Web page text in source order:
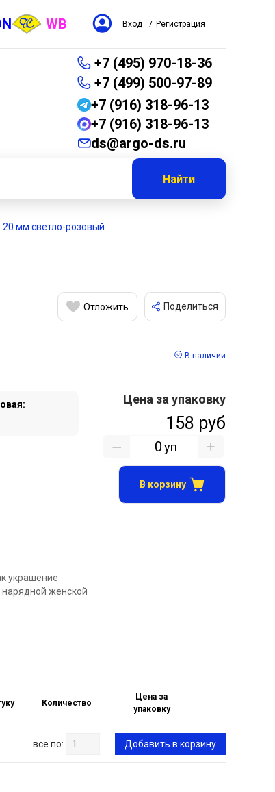
WB Вход / Регистрация
+7 (495) 970-18-36
+7 (499) 500-97-89
+7 (916) 318-96-13
+7 (916) 318-96-13
ds@argo-ds.ru
Найти
20 мм светло-розовый
Отложить Поделиться
В наличии
украшение
нарядной женской
Цена за упаковку
158 руб
уп
В корзину
Количество
Цена за
упаковку
все по: Добавить в корзину